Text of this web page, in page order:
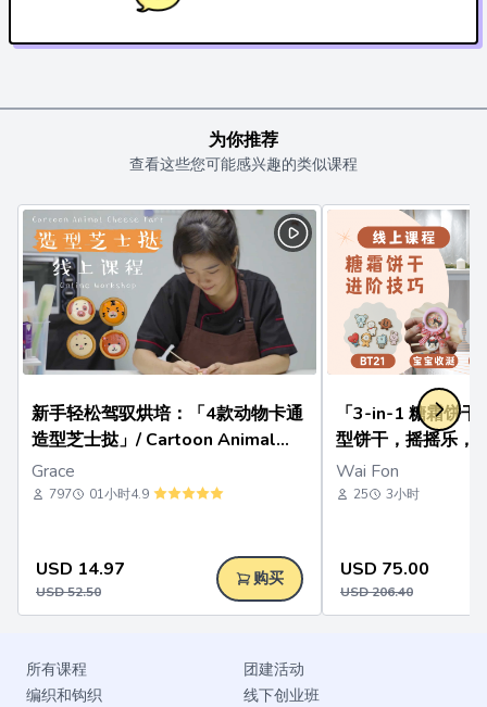
为你推荐
查看这些您可能感兴趣的类似课程
新手轻松驾驭烘培：「4款动物卡通
造型芝士挞」/ Cartoon Animal
Cheese Tart Online Workshop
Grace
797 01小时4.9
USD 14.97
USD52.50
购买
「3-in-1 糖霜饼干
型饼干，摇摇乐，
Wai Fon
25 3小时
USD 75.00
USD206.40
所有课程
编织和钩织
团建活动
线下创业班